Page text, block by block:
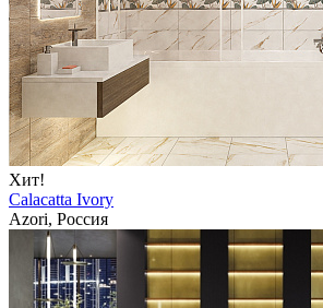
Хит!
Calacatta Ivory
Azori, Россия